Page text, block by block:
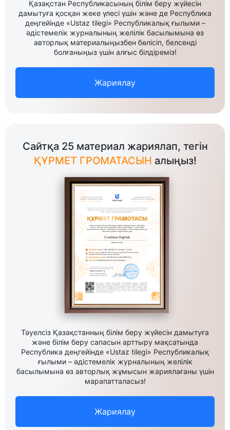
Қазақстан Республикасының білім беру жүйесін
дамытуға қосқан жеке үлесі үшін және де Республика
деңгейінде «Ustaz tilegi» Республикалық ғылыми –
әдістемелік журналының желілік басылымына өз
авторлық материалыңызбен бөлісіп, белсенді
болғаныңыз үшін алғыс білдіреміз!
Жариялау
Сайтқа 25 материал жариялап, тегін
ҚҰРМЕТ ГРОМАТАСЫН алыңыз!
Тәуелсіз Қазақстанның білім беру жүйесін дамытуға
және білім беру сапасын арттыру мақсатында
Республика деңгейінде «Ustaz tilegi» Республикалық
ғылыми – әдістемелік журналының желілік
басылымына өз авторлық жұмысын жариялағаны үшін
марапатталасыз!
Жариялау